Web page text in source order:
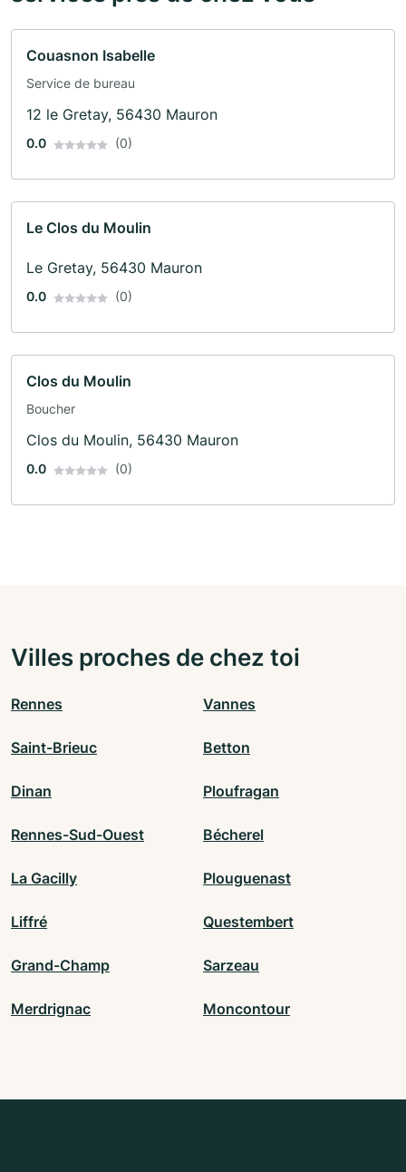
Couasnon Isabelle
Service de bureau
12 le Gretay, 56430 Mauron
0.0 (0)
Le Clos du Moulin
Le Gretay, 56430 Mauron
0.0 (0)
Clos du Moulin
Boucher
Clos du Moulin, 56430 Mauron
0.0 (0)
Villes proches de chez toi
Rennes Vannes
Saint-Brieuc Betton
Dinan Ploufragan
Rennes-Sud-Ouest Bécherel
La Gacilly Plouguenast
Liffré Questembert
Grand-Champ Sarzeau
Merdrignac Moncontour